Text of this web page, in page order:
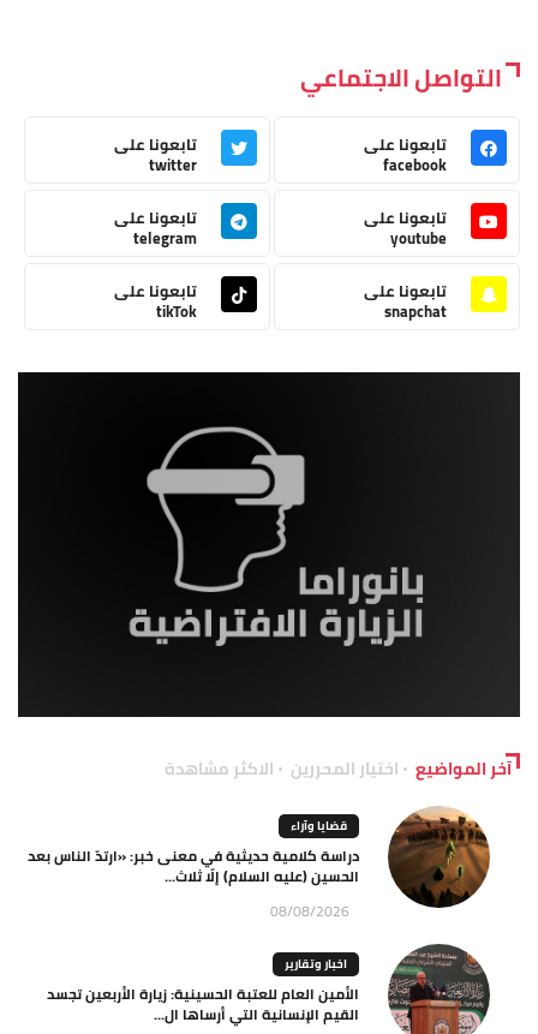
التواصل الاجتماعي
تابعونا على
facebook
تابعونا على
twitter
تابعونا على
youtube
تابعونا على
telegram
تابعونا على
snapchat
تابعونا على
tikTok
آخر المواضيع اختيار المحررين الاكثر مشاهدة
قضايا وآراء
دراسة كلامية حديثية في معنى خبر: «ارتدّ الناس بعد
الحسين (عليه السلام) إلّا ثلاث...
08/08/2026
اخبار وتقارير
الأمين العام للعتبة الحسينية: زيارة الأربعين تجسد
القيم الإنسانية التي أرساها ال...